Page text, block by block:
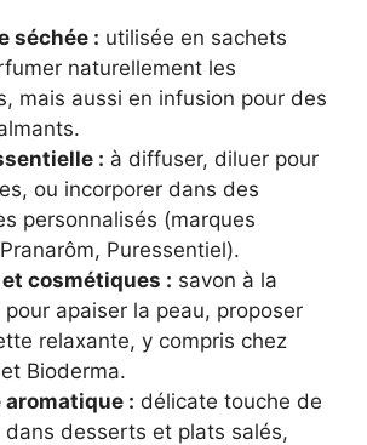
séchée : utilisée en sachets
naturellement les
mais aussi en infusion pour des
: à diffuser, diluer pour
ou incorporer dans des
personnalisés (marques
Puressentiel).
cosmétiques : savon à la
pour apaiser la peau, proposer
relaxante, y compris chez
Bioderma.
aromatique : délicate touche de
dans desserts et plats salés,